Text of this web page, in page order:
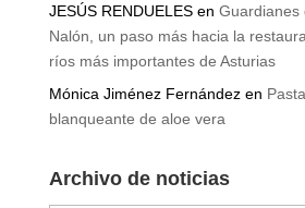
JESÚS RENDUELESen Guardianes
Nalón, un paso más hacia la
ríos más importantes de Asturias
Mónica Jiménez Fernándezen
blanqueante de aloe vera
Archivo de noticias